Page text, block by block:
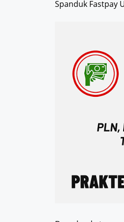
Spanduk Fastpay